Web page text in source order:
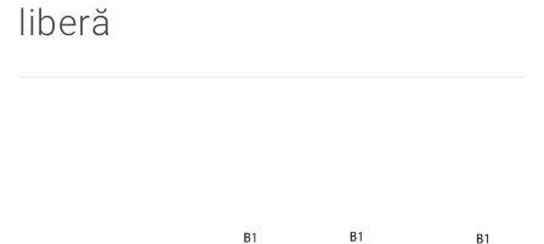
liberă